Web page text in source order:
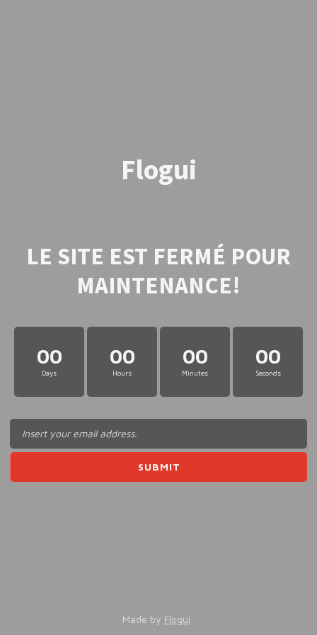
Flogui
LE SITE EST FERMÉ POUR
MAINTENANCE!
00
Days
00
Hours
00
Minutes
00
Seconds
Made by Flogui